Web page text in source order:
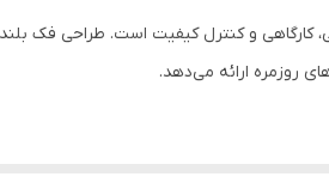
محیط‌های صنعتی، کارگاهی و کنترل کیفیت است. طراحی فک
روزمره ارائه می‌دهد.